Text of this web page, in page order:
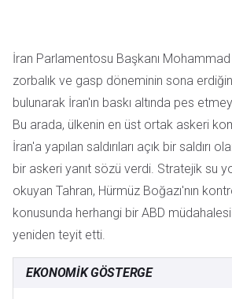
İran Parlamentosu Başkanı
zorbalık ve gasp döneminin sona
bulunarak İran'ın baskı altında pes
Bu arada, ülkenin en üst ortak askeri
İran'a yapılan saldırıları açık bir saldırı
bir askeri yanıt sözü verdi. Stratejik su
okuyan Tahran, Hürmüz Boğazı'nın
konusunda herhangi bir ABD
yeniden teyit etti.
EKONOMIK GÖSTERGE